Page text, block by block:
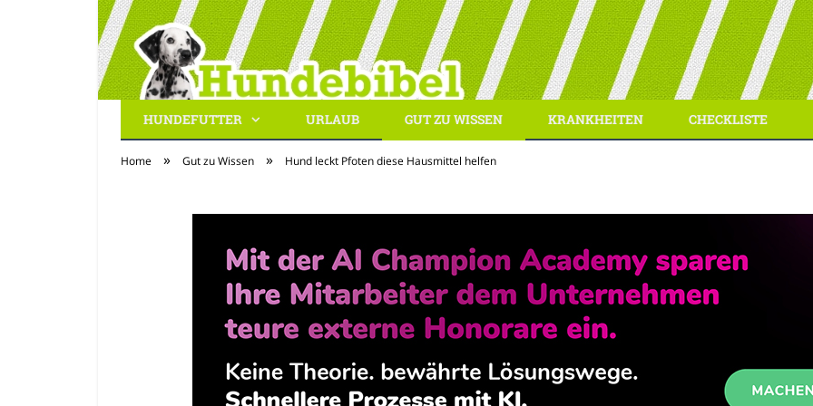
Hundebibel.de
HUNDEFUTTER URLAUB GUT ZU WISSEN KRANKHEITEN CHECKLISTE
Home » Gut zu Wissen » Hund leckt Pfoten diese Hausmittel helfen